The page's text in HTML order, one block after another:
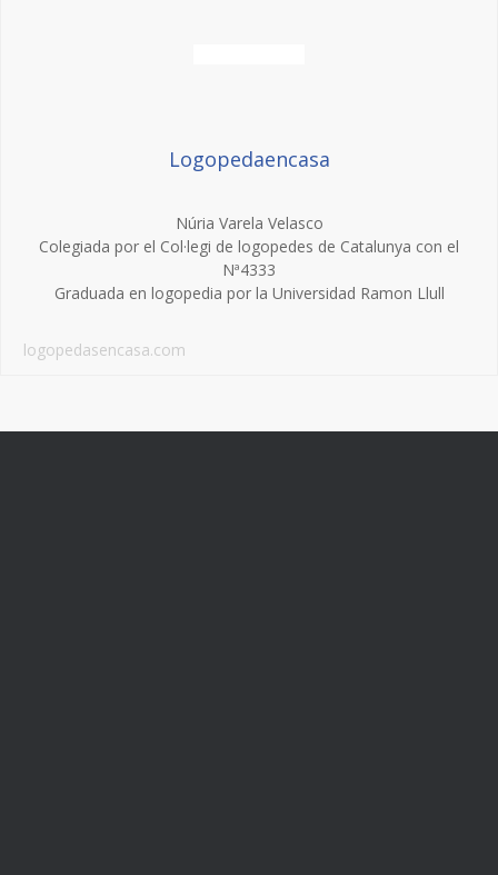
Logopedaencasa
Núria Varela Velasco
Colegiada por el Col·legi de logopedes de Catalunya con el
Nª4333
Graduada en logopedia por la Universidad Ramon Llull
logopedasencasa.com